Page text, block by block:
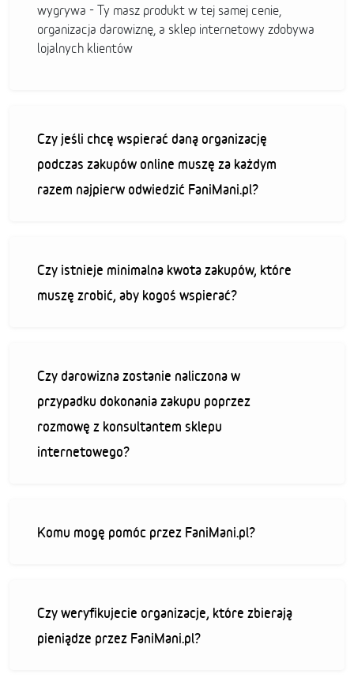
wygrywa - Ty masz produkt w tej samej cenie,
organizacja darowiznę, a sklep internetowy zdobywa
lojalnych klientów
Czy jeśli chcę wspierać daną organizację
podczas zakupów online muszę za każdym
razem najpierw odwiedzić FaniMani.pl?
Czy istnieje minimalna kwota zakupów, które
muszę zrobić, aby kogoś wspierać?
Czy darowizna zostanie naliczona w
przypadku dokonania zakupu poprzez
rozmowę z konsultantem sklepu
internetowego?
Komu mogę pomóc przez FaniMani.pl?
Czy weryfikujecie organizacje, które zbierają
pieniądze przez FaniMani.pl?